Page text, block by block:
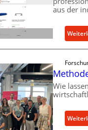
aus der
Wie